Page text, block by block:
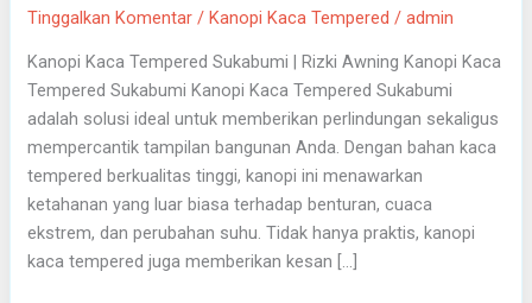
Tinggalkan Komentar /Kanopi Kaca Tempered /admin
Kanopi Kaca Tempered Sukabumi | Rizki Awning Kanopi Kaca
Tempered Sukabumi Kanopi Kaca Tempered Sukabumi
adalah solusi ideal untuk memberikan perlindungan sekaligus
mempercantik tampilan bangunan Anda. Dengan bahan kaca
tempered berkualitas tinggi, kanopi ini menawarkan
ketahanan yang luar biasa terhadap benturan, cuaca
ekstrem, dan perubahan suhu. Tidak hanya praktis, kanopi
kaca tempered juga memberikan kesan […]